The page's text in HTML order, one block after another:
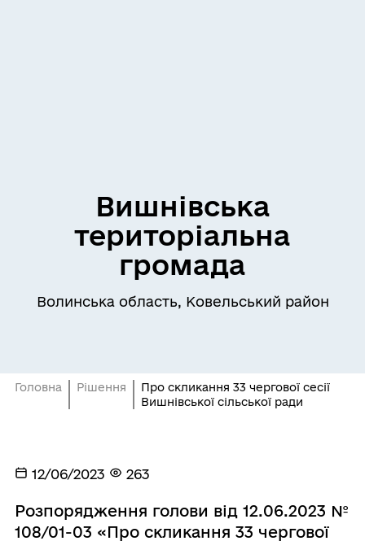
Вишнівська
територіальна
громада
Волинська область, Ковельський район
Головна Рішення
Про скликання 33 чергової сесії
Вишнівської сільської ради
12/06/2023 263
Розпорядження голови від 12.06.2023 №
108/01-03 «Про скликання 33 чергової